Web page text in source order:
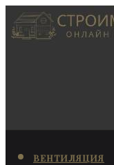
ВЕНТИЛЯЦИЯ